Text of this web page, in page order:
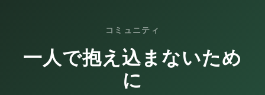
コミュニティ
一人で抱え込まないため
に